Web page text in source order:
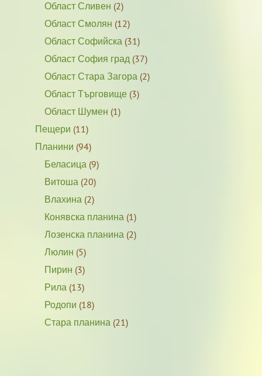
Област Сливен (2)
Област Смолян (12)
Област Софийска (31)
Област София град (37)
Област Стара Загора (2)
Област Търговище (3)
Област Шумен (1)
Пещери (11)
Планини (94)
Беласица (9)
Витоша (20)
Влахина (2)
Конявска планина (1)
Лозенска планина (2)
Люлин (5)
Пирин (3)
Рила (13)
Родопи (18)
Стара планина (21)